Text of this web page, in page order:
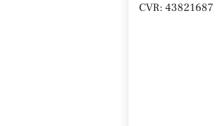
CVR: 43821687